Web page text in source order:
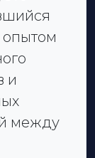
и
между